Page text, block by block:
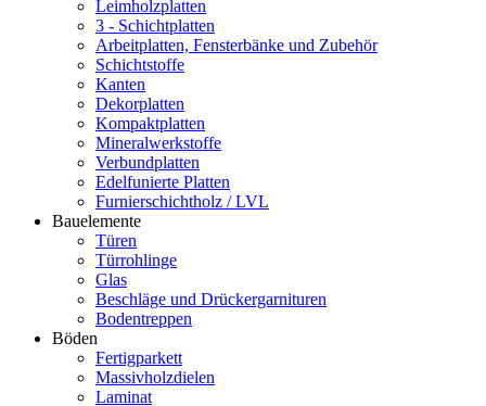
Leimholzplatten
3 - Schichtplatten
Arbeitplatten, Fensterbänke und Zubehör
Schichtstoffe
Kanten
Dekorplatten
Kompaktplatten
Mineralwerkstoffe
Verbundplatten
Edelfunierte Platten
Furnierschichtholz / LVL
Bauelemente
Türen
Türrohlinge
Glas
Beschläge und Drückergarnituren
Bodentreppen
Böden
Fertigparkett
Massivholzdielen
Laminat